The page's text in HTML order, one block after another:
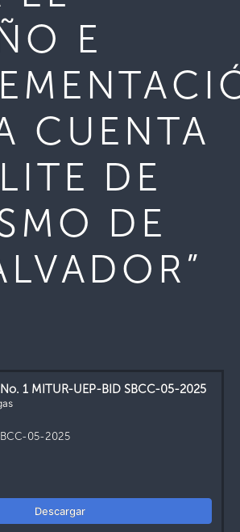
E
CUENTA
DE
DE
1 MITUR-UEP-BID SBCC-05-2025
05-2025
Descargar